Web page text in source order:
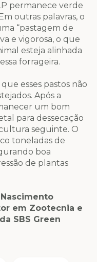
permanece verde
outras palavras, o
“pastagem de
e vigorosa, o que
esteja alinhada
forrageira.
esses pastos não
Após a
um bom
para dessecação
seguinte. O
toneladas de
boa
de plantas
em Zootecnia e
SBS Green